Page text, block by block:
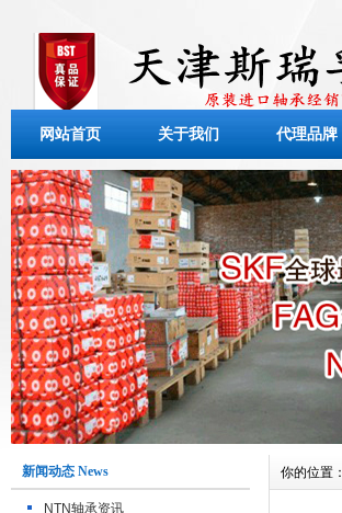
网站首页 关于我们 代理品牌
新闻动态 News
NTN轴承资讯
你的位置：